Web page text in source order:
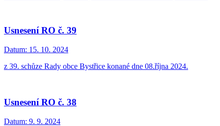
Usnesení RO č. 39
Datum: 15. 10. 2024
z 39. schůze Rady obce Bystřice konané dne 08.října 2024.
Usnesení RO č. 38
Datum: 9. 9. 2024